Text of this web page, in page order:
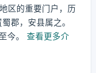
区的重要门户，历
郡，安县属之。
今。
查看更多介